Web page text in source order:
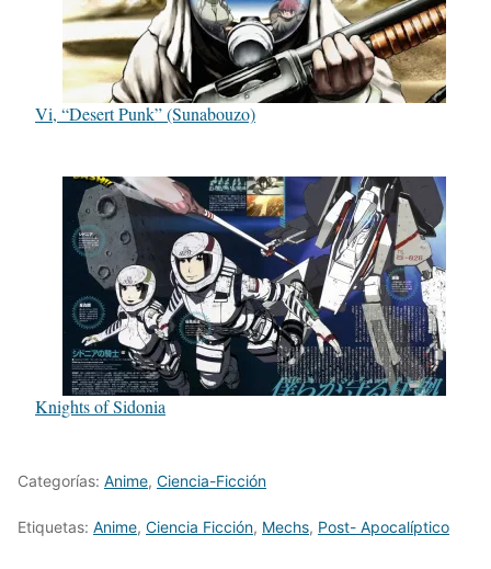
Vi, “Desert Punk” (Sunabouzo)
Knights of Sidonia
Categorías: Anime, Ciencia-Ficción
Etiquetas: Anime, Ciencia Ficción, Mechs, Post- Apocalíptico